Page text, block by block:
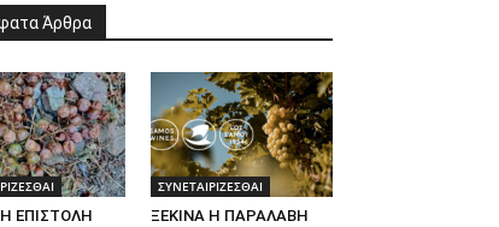
Άρθρα
ΕΠΙΣΤΟΛΗ
ΣΥΝΕΤΑΙΡΙΖΕΣΘΑΙ
ΞΕΚΙΝΑ Η ΠΑΡΑΛΑΒΗ